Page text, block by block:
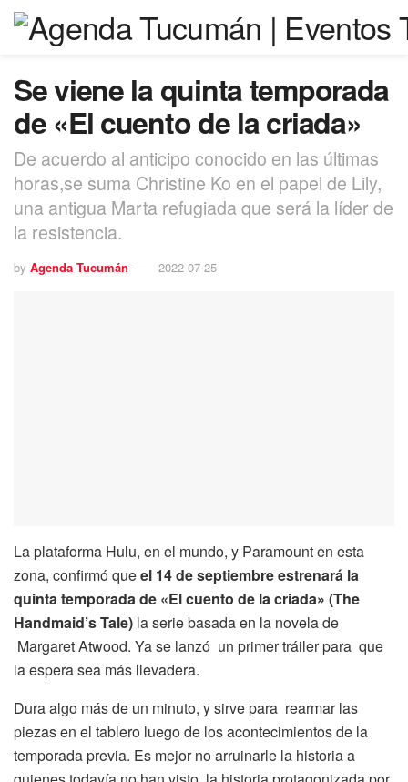
Se viene la quinta temporada
de «El cuento de la criada»
De acuerdo al anticipo conocido en las últimas
horas,se suma Christine Ko en el papel de Lily,
una antigua Marta refugiada que será la líder de
la resistencia.
by Agenda Tucumán 2022-07-25
La plataforma Hulu, en el mundo, y Paramount en esta
zona, confirmó queel 14 de septiembre estrenará la
quinta temporada de «El cuento de la criada» (The
Handmaid’s Tale) la serie basada en la novela de
Margaret Atwood. Ya se lanzó un primer tráiler para que
la espera sea más llevadera.
Dura algo más de un minuto, y sirve para rearmar las
piezas en el tablero luego de los acontecimientos de la
temporada previa. Es mejor no arruinarle la historia a